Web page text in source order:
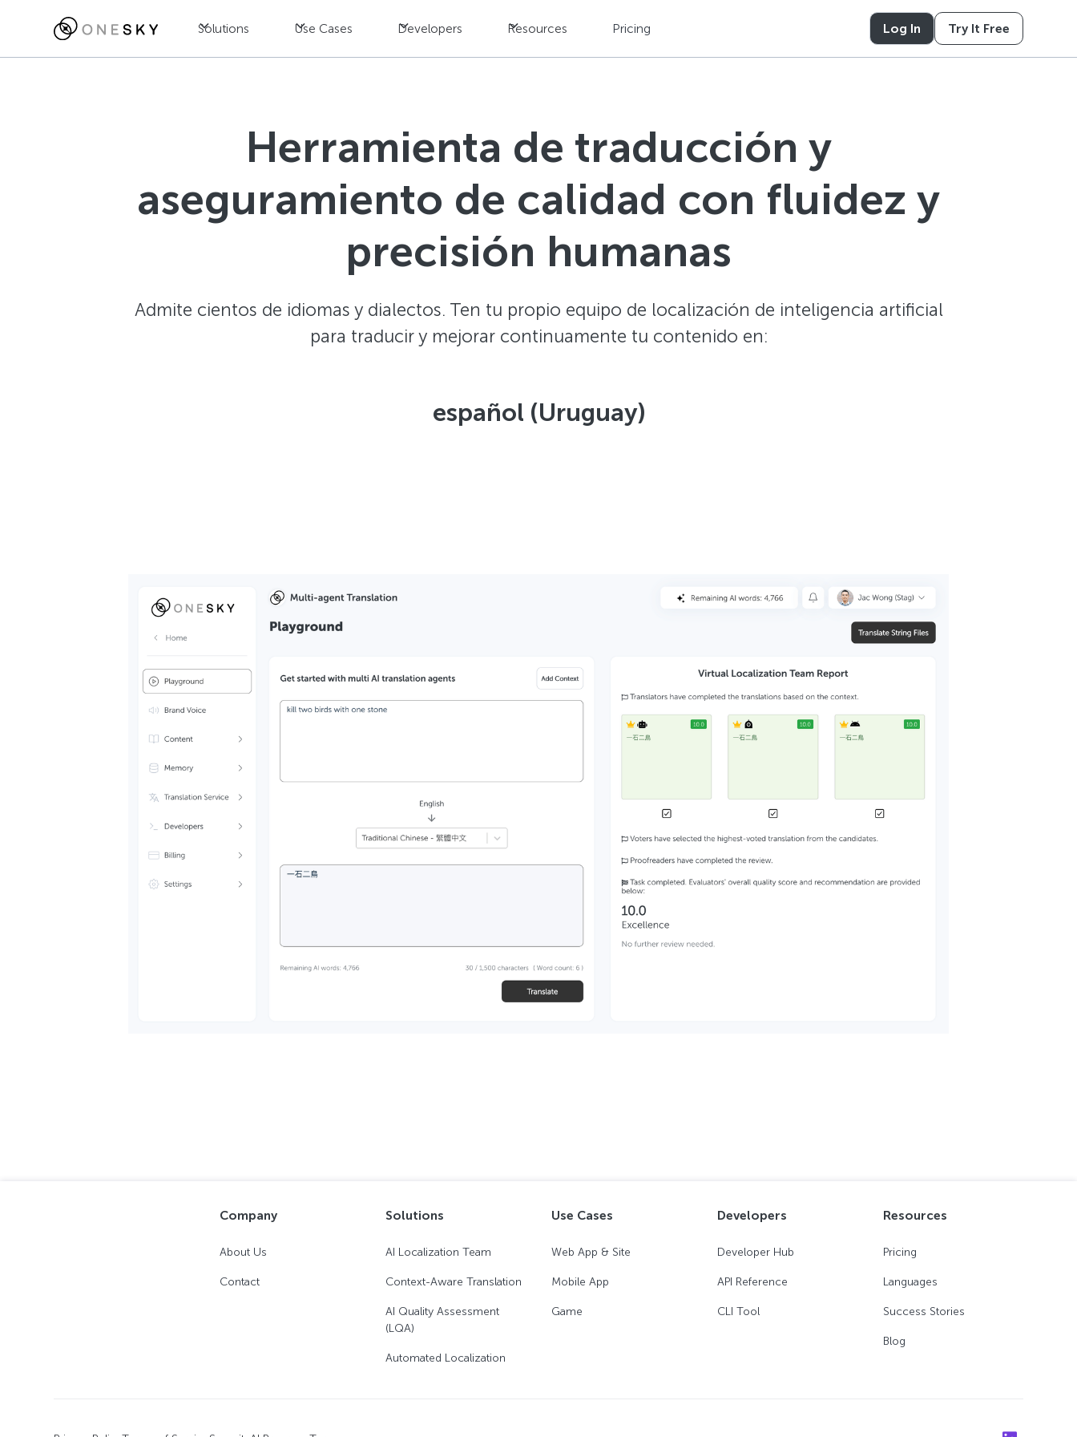
Solutions Use Cases Developers Resources Pricing Log In Try It Free
Herramienta de traducción y
aseguramiento de calidad con fluidez y
precisión humanas
Admite cientos de idiomas y dialectos. Ten tu propio equipo de localización de inteligencia artificial
para traducir y mejorar continuamente tu contenido en:
español (Uruguay)
Company
About Us
Contact
Solutions
AI Localization Team
Context-Aware Translation
AI Quality Assessment
(LQA)
Automated Localization
Use Cases
Web App & Site
Mobile App
Game
Developers
Developer Hub
API Reference
CLI Tool
Resources
Pricing
Languages
Success Stories
Blog